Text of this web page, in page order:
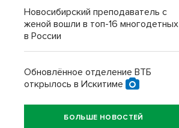
Новосибирский преподаватель с
женой вошли в топ-16 многодетных
в России
Обновлённое отделение ВТБ
открылось в Искитиме
БОЛЬШЕ НОВОСТЕЙ